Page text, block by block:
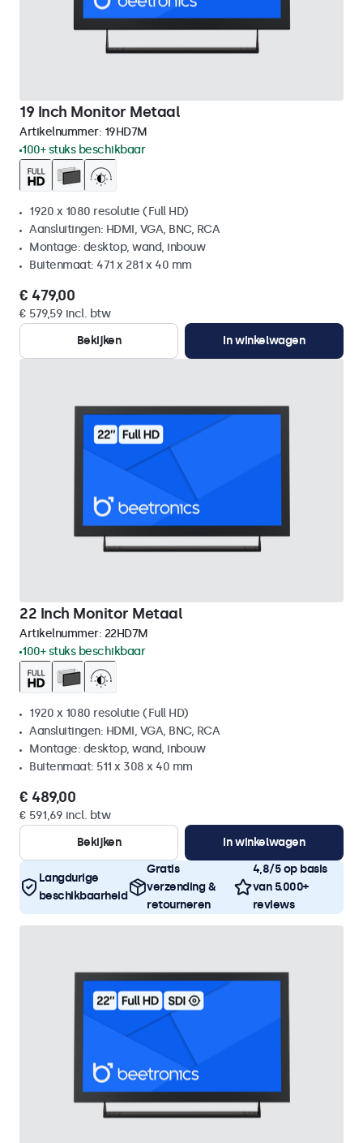
19 Inch Monitor Metaal
Artikelnummer: 19HD7M
100+ stuks beschikbaar
1920 x 1080 resolutie (Full HD)
Aansluitingen: HDMI, VGA, BNC, RCA
Montage: desktop, wand, inbouw
Buitenmaat: 471 x 281 x 40 mm
€ 479,00
€ 579,59 incl. btw
Bekijken
In winkelwagen
22 Inch Monitor Metaal
Artikelnummer: 22HD7M
100+ stuks beschikbaar
1920 x 1080 resolutie (Full HD)
Aansluitingen: HDMI, VGA, BNC, RCA
Montage: desktop, wand, inbouw
Buitenmaat: 511 x 308 x 40 mm
€ 489,00
€ 591,69 incl. btw
Bekijken
In winkelwagen
Langdurige
beschikbaarheid
Gratis
verzending &
retourneren
4,8/5 op basis
van 5.000+
reviews